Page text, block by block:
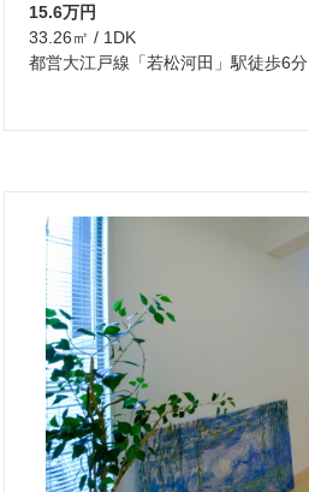
15.6万円
33.26㎡ / 1DK
都営大江戸線「若松河田」駅徒歩6分